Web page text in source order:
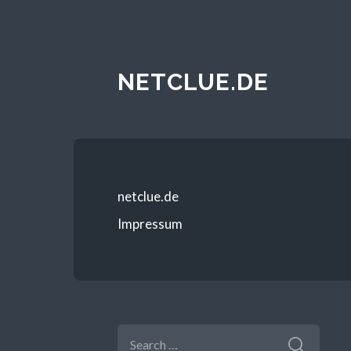
NETCLUE.DE
netclue.de
Impressum
FOR: